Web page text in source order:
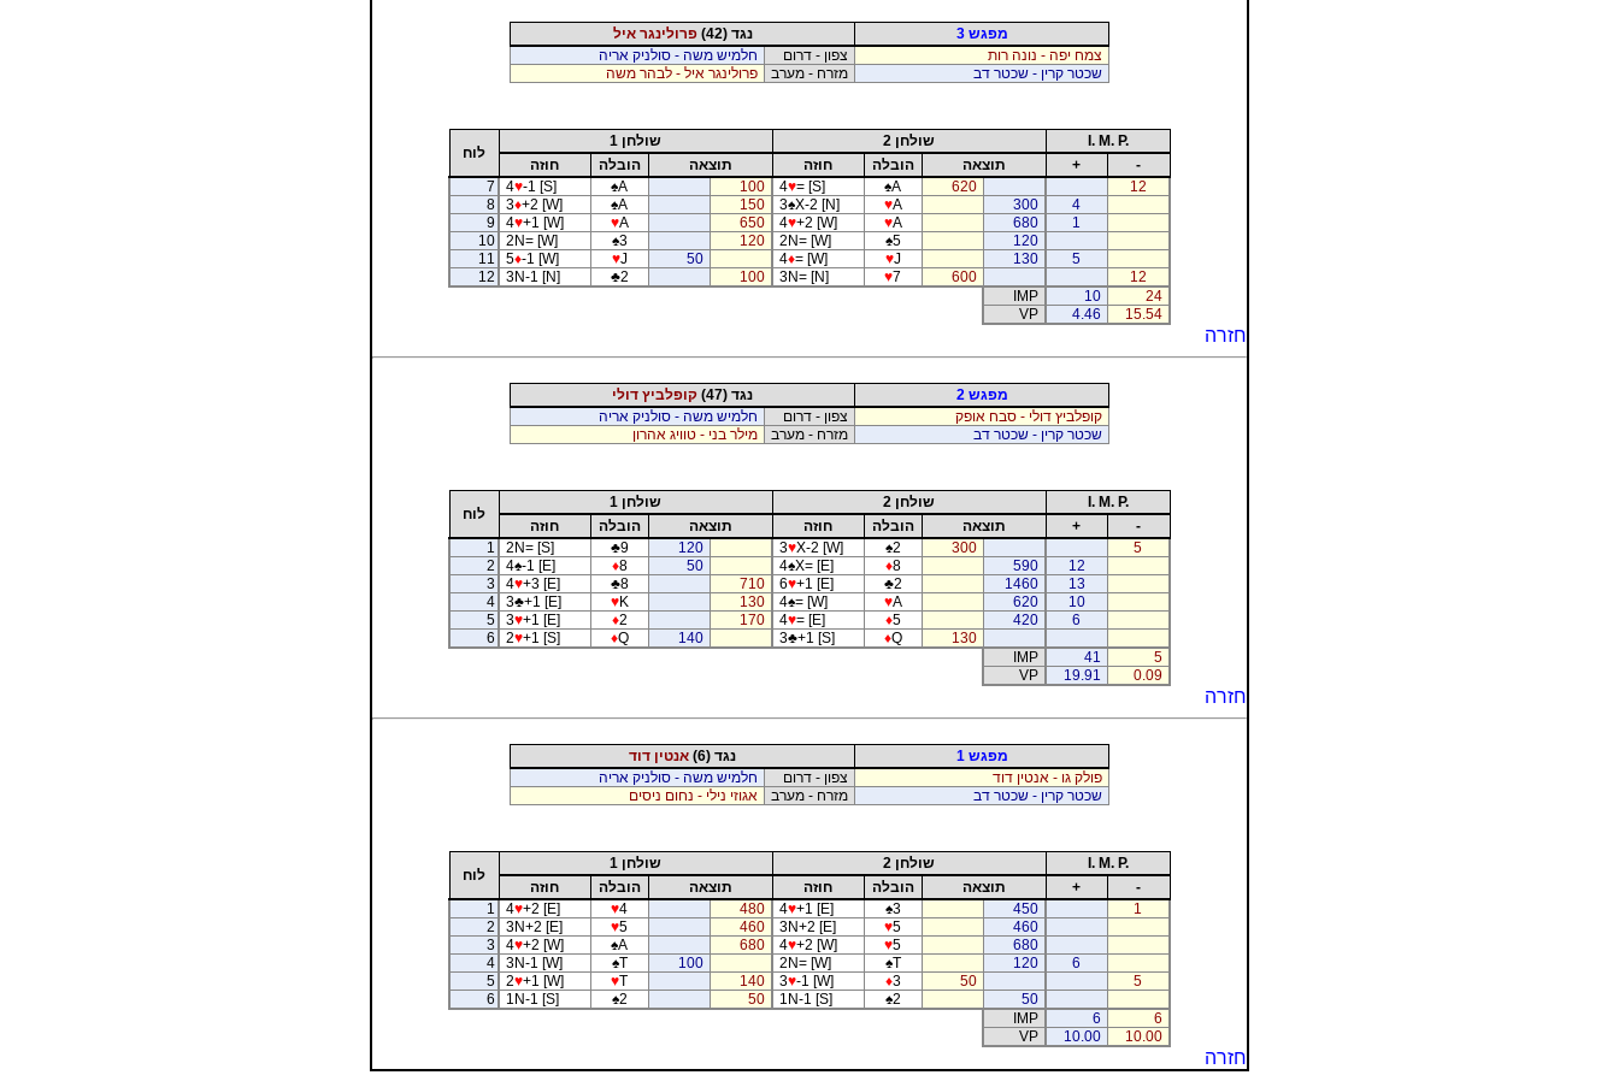
מפגש 3 נגד (42)
פרולינגר איל
צמח יפה - נונה רות
צפון - דרום
חלמיש משה - סולניק אריה
שכטר קרין - שכטר דב
מזרח - מערב פרולינגר איל - לבהר משה
I. M. P. שולחן 2 שולחן 1
לוח
-
+ תוצאה הובלה חוזה תוצאה הובלה
חוזה
12
620
♠A
4♥= [S]
100
♠A
4♥-1 [S]
7
4
300
♥A
3♠X-2 [N]
150
♠A
3♦+2 [W]
8
1
680
♥A
4♥+2 [W]
650
♥A
4♥+1 [W]
9
120
♠5
2N= [W]
120
♠3
2N= [W]
10
5
130
♥J
4♦= [W]
50
♥J
5♦-1 [W]
11
12
600
♥7
3N= [N]
100
♣2
3N-1 [N]
12
24
10
IMP
15.54
4.46
VP
חזרה
מפגש 2 נגד (47)
קופלביץ דולי
קופלביץ דולי - סבח אופק
צפון - דרום
חלמיש משה - סולניק אריה
שכטר קרין - שכטר דב
מזרח - מערב מילר בני - טוויג אהרון
I. M. P. שולחן 2 שולחן 1
לוח
-
+ תוצאה הובלה חוזה תוצאה הובלה
חוזה
5
300
♠2
3♥X-2 [W]
120
♣9
2N= [S]
1
12
590
♦8
4♠X= [E]
50
♦8
4♠-1 [E]
2
13
1460
♣2
6♥+1 [E]
710
♣8
4♥+3 [E]
3
10
620
♥A
4♠= [W]
130
♥K
3♣+1 [E]
4
6
420
♦5
4♥= [E]
170
♦2
3♥+1 [E]
5
130
♦Q
3♣+1 [S]
140
♦Q
2♥+1 [S]
6
5
41
IMP
0.09
19.91
VP
חזרה
מפגש 1 נגד (6)
אנטין דוד
פולק גו - אנטין דוד
צפון - דרום
חלמיש משה - סולניק אריה
שכטר קרין - שכטר דב
מזרח - מערב אגוזי נילי - נחום ניסים
I. M. P. שולחן 2 שולחן 1
לוח
-
+ תוצאה הובלה חוזה תוצאה הובלה
חוזה
1
450
♠3
4♥+1 [E]
480
♥4
4♥+2 [E]
1
460
♥5
3N+2 [E]
460
♥5
3N+2 [E]
2
680
♥5
4♥+2 [W]
680
♠A
4♥+2 [W]
3
6
120
♠T
2N= [W]
100
♠T
3N-1 [W]
4
5
50
♦3
3♥-1 [W]
140
♥T
2♥+1 [W]
5
50
♠2
1N-1 [S]
50
♠2
1N-1 [S]
6
6
6
IMP
10.00
10.00
VP
חזרה